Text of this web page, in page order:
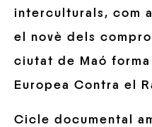
interculturals, com
el novè dels
ciutat de Maó
Europea Contra el
Cicle documental